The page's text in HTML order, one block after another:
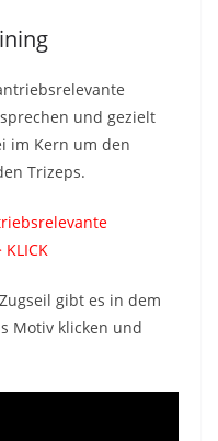
und gezielt
im Kern um den
Trizeps.
gibt es in dem
Motiv klicken und